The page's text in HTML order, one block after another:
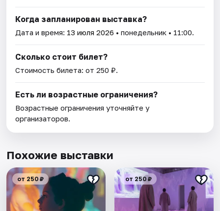
Когда запланирован выставка?
Дата и время: 13 июля 2026 • понедельник • 11:00.
Сколько стоит билет?
Стоимость билета: от 250 ₽.
Есть ли возрастные ограничения?
Возрастные ограничения уточняйте у
организаторов.
Похожие выставки
от 250 ₽ от 250 ₽